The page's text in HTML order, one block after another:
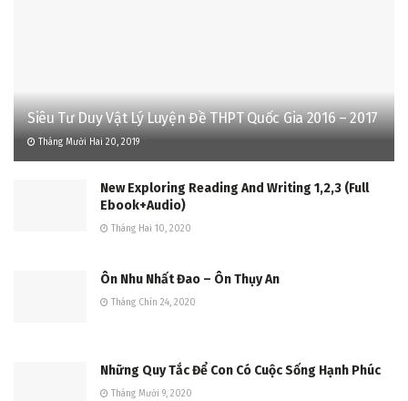
Siêu Tư Duy Vật Lý Luyện Đề THPT Quốc Gia 2016 – 2017
Tháng Mười Hai 20, 2019
New Exploring Reading And Writing 1,2,3 (Full
Ebook+Audio)
Tháng Hai 10, 2020
Ôn Nhu Nhất Đao – Ôn Thụy An
Tháng Chín 24, 2020
Những Quy Tắc Để Con Có Cuộc Sống Hạnh Phúc
Tháng Mười 9, 2020